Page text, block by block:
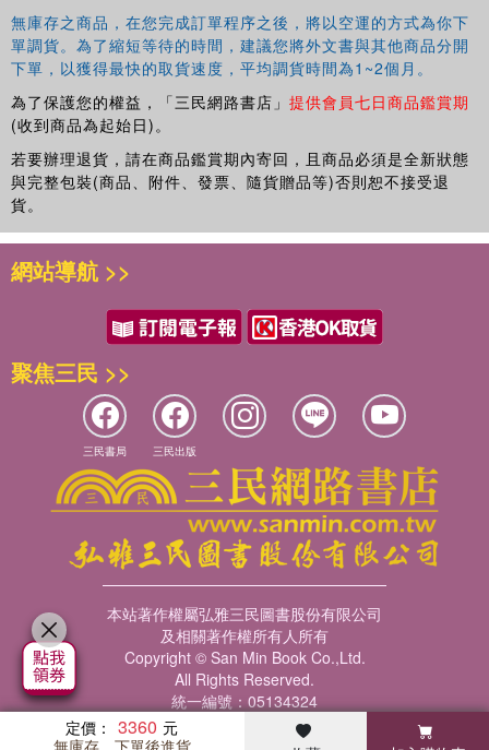
無庫存之商品，在您完成訂單程序之後，將以空運的方式為你下
單調貨。為了縮短等待的時間，建議您將外文書與其他商品分開
下單，以獲得最快的取貨速度，平均調貨時間為1~2個月。
為了保護您的權益，「三民網路書店」 提供會員七日商品鑑賞期
(收到商品為起始日)。
若要辦理退貨，請在商品鑑賞期內寄回，且商品必須是全新狀態
與完整包裝(商品、附件、發票、隨貨贈品等)否則恕不接受退
貨。
定價： 3360
無庫存，下單後進貨
網站導航 >>
聚焦三民 >>
三民書局 三民出版
本站著作權屬弘雅三民圖書股份有限公司
及相關著作權所有人所有
Copyright © San Min Book Co.,Ltd.
All Rights Reserved.
統一編號：05134324